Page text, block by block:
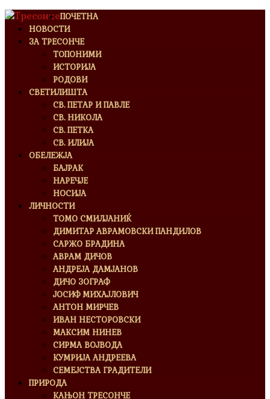
ПОЧЕТНА
НОВОСТИ
ЗА ТРЕСОНЧЕ
ТОПОНИМИ
ИСТОРИЈА
РОДОВИ
СВЕТИЛИШТА
СВ. ПЕТАР И ПАВЛЕ
СВ. НИКОЛА
СВ. ПЕТКА
СВ. ИЛИЈА
ОБЕЛЕЖЈА
БАЈРАК
НАРЕЧЈЕ
НОСИЈА
ЛИЧНОСТИ
ТОМО СМИЛЈАНИЌ
ДИМИТАР АВРАМОВСКИ ПАНДИЛОВ
САРЖО БРАДИНА
АВРАМ ДИЧОВ
АНДРЕЈА ДАМЈАНОВ
ДИЧО ЗОГРАФ
ЈОСИФ МИХАЈЛОВИЧ
АНТОН МИРЧЕВ
ИВАН НЕСТОРОВСКИ
МАКСИМ НИНЕВ
СИРМА ВОЈВОДА
КУМРИЈА АНДРЕЕВА
СЕМЕЈСТВА ГРАДИТЕЛИ
ПРИРОДА
КАЊОН ТРЕСОНЧЕ